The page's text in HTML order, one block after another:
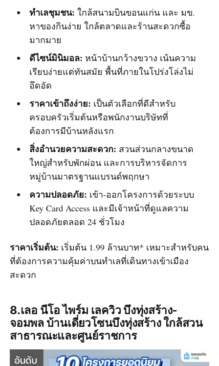
ทำเลชุมชน: ใกล้สนามบินขอนแก่น และ มข.
หาของกินง่าย ใกล้ตลาดและร้านสะดวกซื้อ
มากมาย
ดีไซน์มินิมอล: หน้าบ้านกว้างขวาง เน้นความ
เรียบง่ายแต่ทันสมัย พื้นที่ภายในโปร่งโล่งไม่
อึดอัด
ราคาเข้าถึงง่าย: เป็นตัวเลือกที่ดีสำหรับ
ครอบครัวเริ่มต้นหรือพนักงานบริษัทที่
ต้องการมีบ้านหลังแรก
สิ่งอำนวยความสะดวก: สวนส่วนกลางขนาด
ใหญ่สำหรับพักผ่อน และการบริหารจัดการ
หมู่บ้านมาตรฐานแบรนด์พฤกษา
ความปลอดภัย: เข้า-ออกโครงการด้วยระบบ
Key Card Access และมีเจ้าหน้าที่ดูแลความ
ปลอดภัยตลอด 24 ชั่วโมง
ราคาเริ่มต้น: เริ่มต้น 1.99 ล้านบาท* เหมาะสำหรับคน
ที่ต้องการความคุ้มค่าบนทำเลที่เดินทางเข้าเมือง
สะดวก
8.เลอ นีโอ ไพร์ม เลควิว บึงทุ่งสร้าง-
จอมพล บ้านเดี่ยวโซนบึงทุ่งสร้าง ใกล้สวน
สาธารณะและศูนย์ราชการ